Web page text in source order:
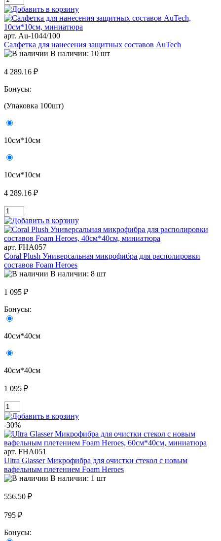
арт. Au-1044/100
Салфетка для нанесения защитных составов AuTech
В наличии: 10 шт
4 289.16 ₽
Бонусы:
(Упаковка 100шт)
10см*10см
10см*10см
4 289.16 ₽
арт. FHA057
Coral Plush Универсальная микрофибра для располировки
составов Foam Heroes
В наличии: 8 шт
1 095 ₽
Бонусы:
40см*40см
40см*40см
1 095 ₽
-30%
арт. FHA051
Ultra Glasser Микрофибра для очистки стекол с новым
вафельным плетением Foam Heroes
В наличии: 1 шт
556.50 ₽
795 ₽
Бонусы: